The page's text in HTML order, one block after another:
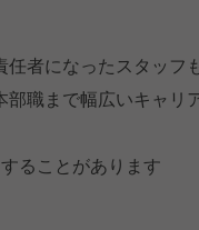
者になったスタッフ
職まで幅広いキャリ
ることがあります